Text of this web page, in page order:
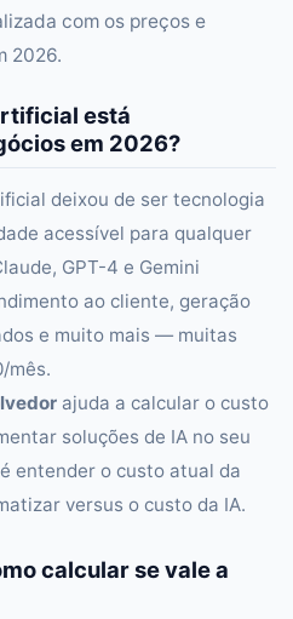
com os preços e
2026.
está
em 2026?
deixou de ser tecnologia
acessível para qualquer
GPT-4 e Gemini
ao cliente, geração
e muito mais — muitas
mês.
ajuda a calcular o custo
soluções de IA no seu
entender o custo atual da
versus o custo da IA.
calcular se vale a